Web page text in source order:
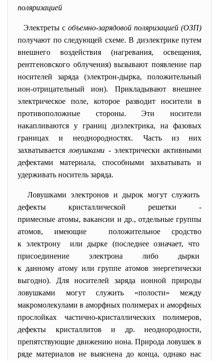
поляризацией
Электреты с объемно-зарядовой поляризацией (ОЗП)
получают по следующей схеме. В диэлектрике путем
внешнего воздействия (нагревания, освещения,
рентгеновского облучения) вызывают появление пар
носителей заряда (электрон-дырка, положительный
ион-отрицательный ион). Прикладывают внешнее
электрическое поле, которое разводит носители в
противоположные стороны. Эти носители
накапливаются у границ диэлектрика,
на фазовых
границах и неоднородностях. Часть из них
захватывается ловушками -электрически активными
дефектами материала, способными захватывать и
удерживать носитель заряда.
Ловушками электронов и дырок могут служить
дефекты кристаллической решетки -
примесные атомы, вакансии и др., отдельные группы
атомов, имеющие положительное сродство
к электрону или дырке (последнее означает, что
присоединение электрона либо дырки
к данному атому или группе атомов энергетически
выгодно). Для носителей заряда ионной природы
ловушками могут служить «полости» между
макромолекулами в аморфных полимерах и аморфных
прослойках частично-кристаллических полимеров,
дефекты кристаллитов и др. неоднородности,
препятствующие движению иона. Природа ловушек в
ряде материалов не выяснена до конца, однако нас